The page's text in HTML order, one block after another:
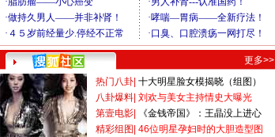
更多>>
热门八卦 十大明星脸女模揭晓（组图）
八卦爆料 刘欢与美女主持情史大曝光
第壹电影
《金钱帝国》：王晶没上进心
精彩组图 46位明星孕妇时的大胆造型图